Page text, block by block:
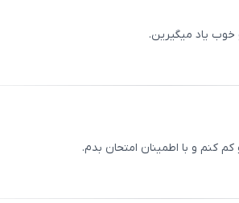
یاد میگیرین.
کنم و با اطمینان امتحان بدم.